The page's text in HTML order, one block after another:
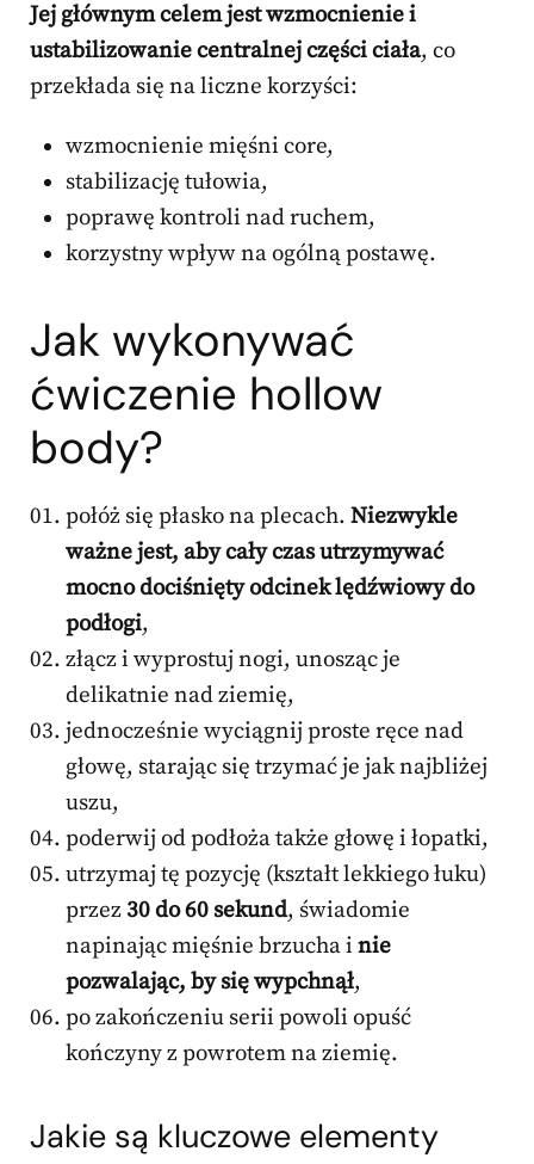
Jej głównym celem jest wzmocnienie i
ustabilizowanie centralnej części ciała, co
przekłada się na liczne korzyści:
wzmocnienie mięśni core,
stabilizację tułowia,
poprawę kontroli nad ruchem,
korzystny wpływ na ogólną postawę.
Jak wykonywać
ćwiczenie hollow
body?
połóż się płasko na plecach. Niezwykle
ważne jest, aby cały czas utrzymywać
mocno dociśnięty odcinek lędźwiowy do
podłogi,
złącz i wyprostuj nogi, unosząc je
delikatnie nad ziemię,
jednocześnie wyciągnij proste ręce nad
głowę, starając się trzymać je jak najbliżej
uszu,
poderwij od podłoża także głowę i łopatki,
utrzymaj tę pozycję (kształt lekkiego łuku)
przez 30 do 60 sekund, świadomie
napinając mięśnie brzucha i nie
pozwalając, by się wypchnął,
po zakończeniu serii powoli opuść
kończyny z powrotem na ziemię.
Jakie są kluczowe elementy